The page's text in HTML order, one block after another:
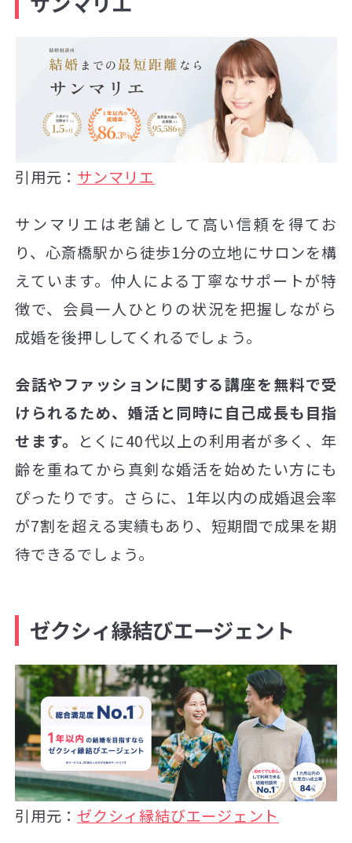
引用元： サンマリエ
サンマリエは老舗として高い信頼を得てお
り、心斎橋駅から徒歩1分の立地にサロンを構
えています。仲人による丁寧なサポートが特
徴で、会員一人ひとりの状況を把握しながら
成婚を後押ししてくれるでしょう。
会話やファッションに関する講座を無料で受
けられるため、婚活と同時に自己成長も目指
せます。
とくに40代以上の利用者が多く、年
齢を重ねてから真剣な婚活を始めたい方にも
ぴったりです。さらに、1年以内の成婚退会率
が7割を超える実績もあり、短期間で成果を期
待できるでしょう。
ゼクシィ縁結びエージェント
引用元：ゼクシィ縁結びエージェント